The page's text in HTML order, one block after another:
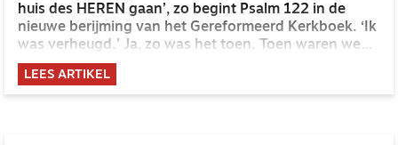
huis des HEREN gaan’, zo begint Psalm 122 in de
nieuwe berijming van het Gereformeerd Kerkboek. ‘Ik
was verheugd.’ Ja, zo was het toen. Toen waren we
kennelijk blij om naar de kerk te gaan. In ieder geval
zongen we het met enige regelmaat. Nu is dat wel
anders.
LEES ARTIKEL